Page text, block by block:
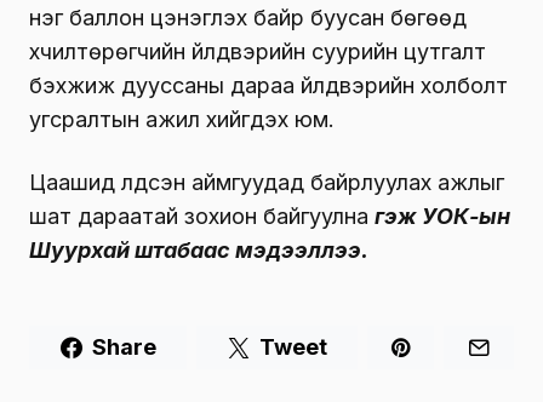
нэг баллон цэнэглэх байр буусан бөгөөд
хүчилтөрөгчийн үйлдвэрийн суурийн цутгалт
бэхжиж дууссаны дараа үйлдвэрийн холболт
угсралтын ажил хийгдэх юм.
Цаашид үлдсэн аймгуудад байрлуулах ажлыг
шат дараатай зохион байгуулна гэж УОК-ын
Шуурхай штабаас мэдээллээ.
Share Tweet